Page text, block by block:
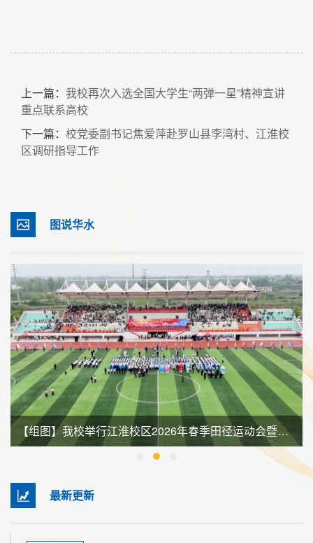
上一篇： 我校再次入选全国大学生“两弹一星”精神宣讲
重点联系高校
下一篇： 校党委副书记焦爱萍赴罗山县李湾村、江淮校
区调研指导工作
图说华水
【组图】我校举行江淮校区2026年春季田径运动会暨全民健身大会
最新更新